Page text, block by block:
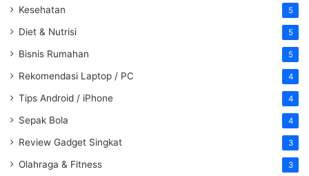
Kesehatan 5
Diet & Nutrisi 5
Bisnis Rumahan 5
Rekomendasi Laptop / PC 4
Tips Android / iPhone 4
Sepak Bola 4
Review Gadget Singkat 3
Olahraga & Fitness 3